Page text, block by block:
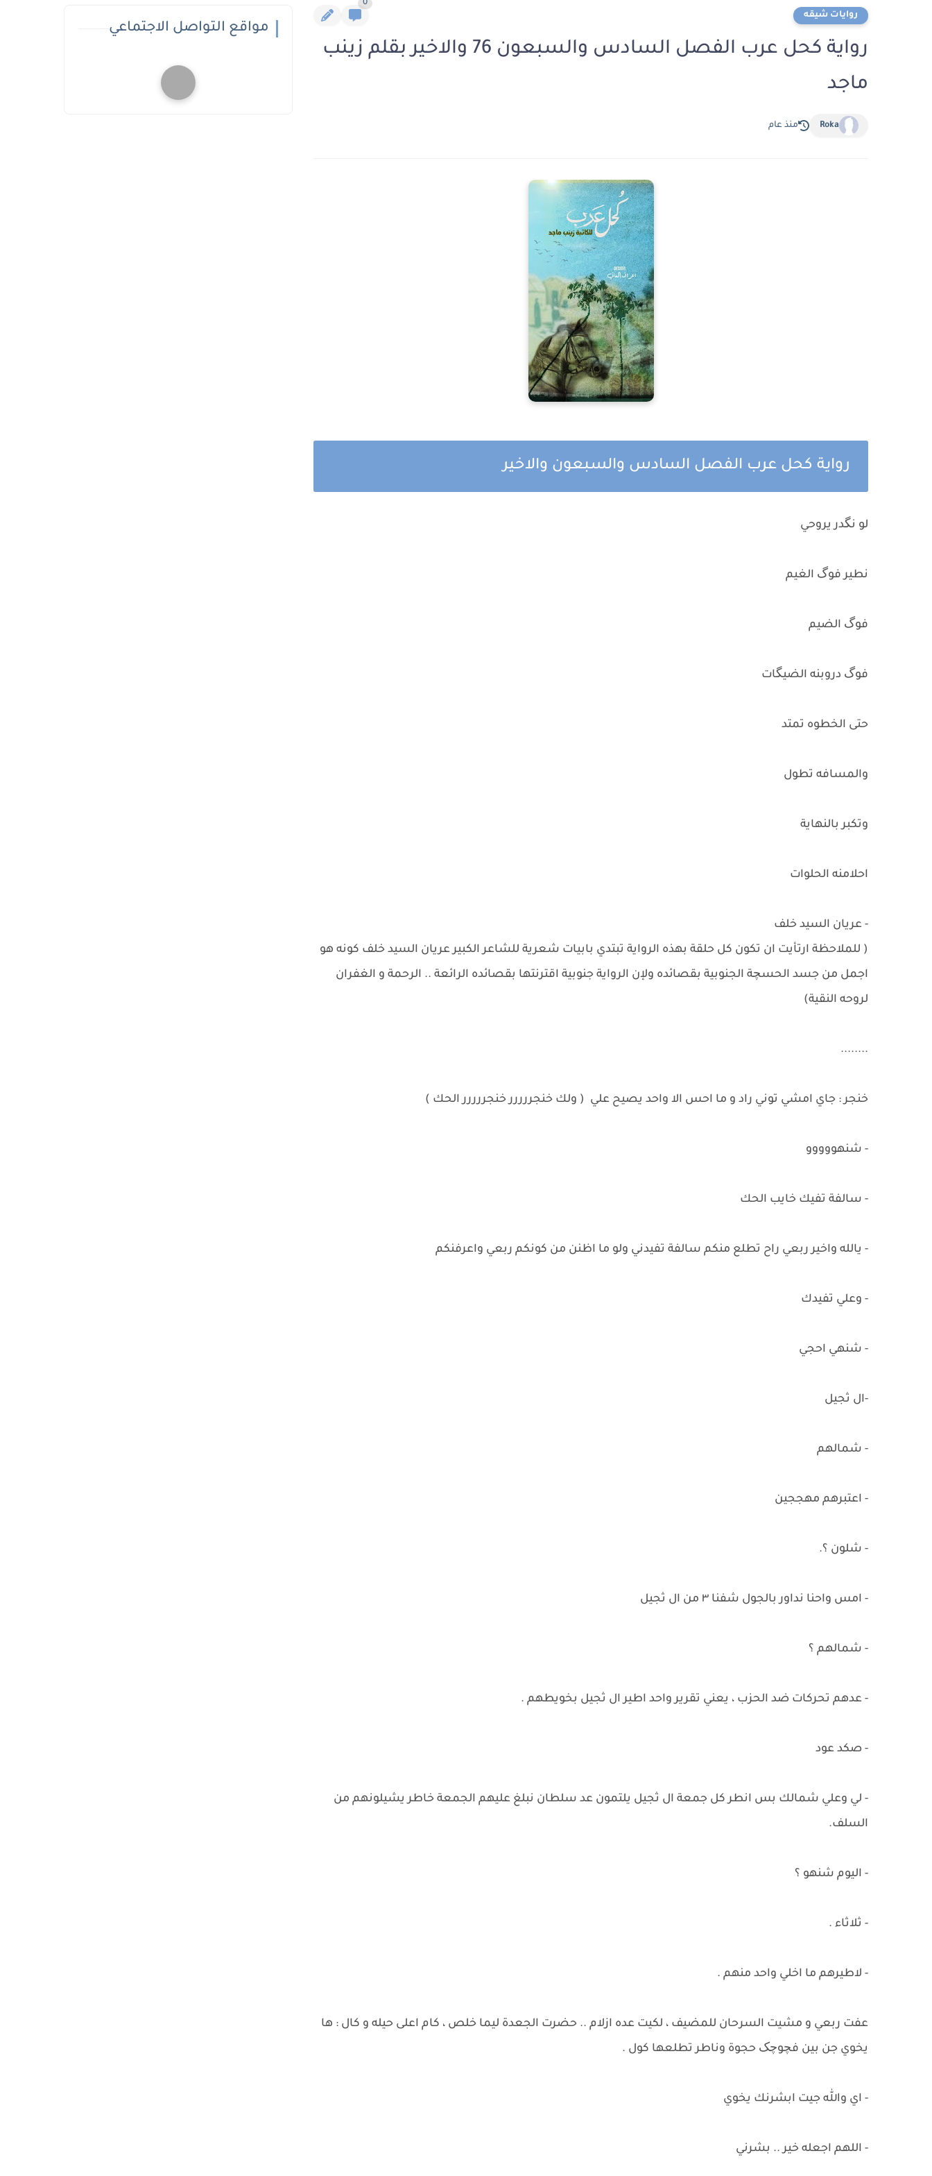
روايات شيقه
0
رواية كحل عرب الفصل السادس والسبعون 76 والاخير بقلم زينب
ماجد
Roka منذ عام
رواية كحل عرب الفصل السادس والسبعون والاخير
لو نگدر يروحي
نطير فوگ الغيم
فوگ الضيم
فوگ دروبنه الضيگات
حتى الخطوه تمتد
والمسافه تطول
وتكبر بالنهاية
احلامنه الحلوات
- عريان السيد خلف
( للملاحظة ارتأيت ان تكون كل حلقة بهذه الرواية تبتدي بابيات شعرية للشاعر الكبير عريان السيد خلف كونه هو
اجمل من جسد الحسچة الجنوبية بقصائده ولإن الرواية جنوبية اقترنتها بقصائده الرائعة .. الرحمة و الغفران
لروحه النقية)
........
خنجر : جاي امشي توني راد و ما احس الا واحد يصيح علي ( ولك خنجررررر خنجررررر الحك )
- شنهووووو
- سالفة تفيك خايب الحك
- يالله واخير ربعي راح تطلع منكم سالفة تفيدني ولو ما اظنن من كونكم ربعي واعرفنكم
- وعلي تفيدك
- شنهي احجي
-ال ثجيل
- شمالهم
- اعتبرهم مهججين
- شلون ؟.
- امس واحنا نداور بالجول شفنا ٣ من ال ثجيل
- شمالهم ؟
- عدهم تحركات ضد الحزب ، يعني تقرير واحد اطير ال ثجيل بخويطهم .
- صكد عود
- لي وعلي شمالك بس انطر كل جمعة ال ثجيل يلتمون عد سلطان نبلغ عليهم الجمعة خاطر يشيلونهم من
السلف.
- اليوم شنهو ؟
- ثلاثاء .
- لاطيرهم ما اخلي واحد منهم .
عفت ربعي و مشيت السرحان للمضيف ، لكيت عده ازلام .. حضرت الجعدة ليما خلص ، كام اعلى حيله و كال : ها
يخوي جن بين فچوچک حجوة وناطر تطلعها كول .
- اي والله جيت ابشرنك يخوي
- اللهم اجعله خير .. بشرني
مواقع التواصل الاجتماعي